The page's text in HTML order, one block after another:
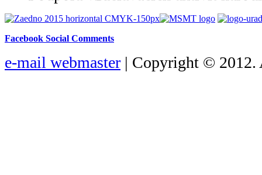
Facebook Social Comments
e-mail webmaster | Copyright © 2012.